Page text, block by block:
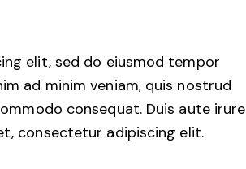
elit, sed do eiusmod tempor
ad minim veniam, quis nostrud
consequat. Duis aute irure
consectetur adipiscing elit.